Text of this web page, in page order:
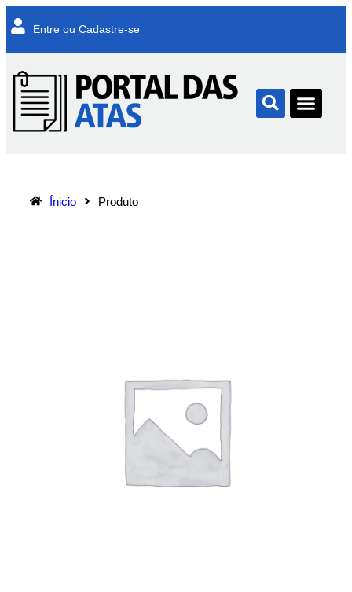
Entre ou Cadastre-se
Ínicio Produto